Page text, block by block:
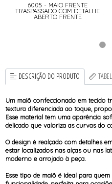
6005 - MAIO FRENTE
TRASPASSADO COM DETALHE
ABERTO FRENTE
DESCRIÇÃO DO PRODUTO
Um maiô confeccionado em tecido
textura diferenciada ao toque,
Esse material tem uma aparência
delicado que valoriza as curvas do
O design é realçado com detalhes
estar localizados nas alças ou nas
moderno e arrojado à peça.
Esse tipo de maiô é ideal para